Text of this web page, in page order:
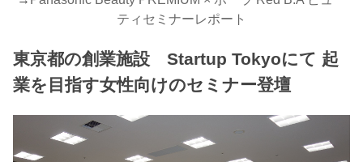
ティセミナーレポート
東京都の創業施設 Startup Tokyoにて 起
業を目指す女性向けのセミナー登壇